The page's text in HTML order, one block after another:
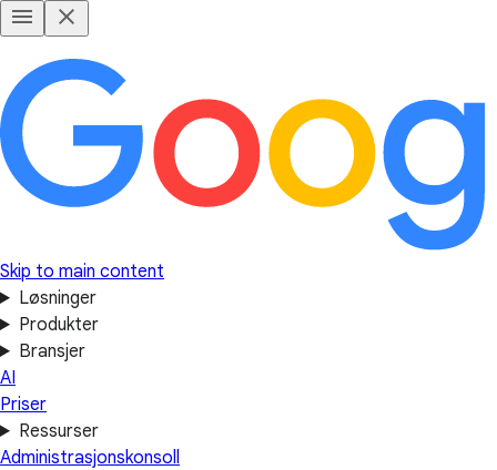
Skip to main content
Løsninger
Produkter
Bransjer
AI
Priser
Ressurser
Administrasjonskonsoll